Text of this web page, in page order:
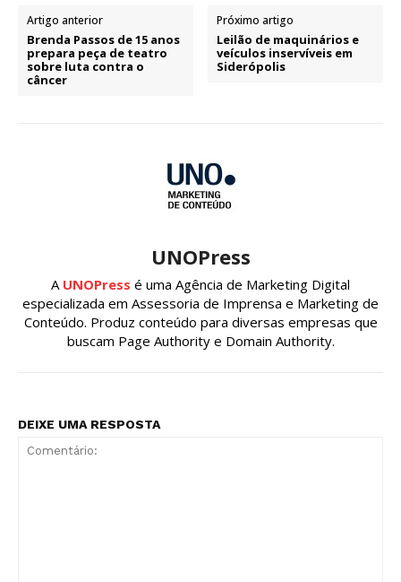
Artigo anterior
Brenda Passos de 15 anos
prepara peça de teatro
sobre luta contra o
câncer
Próximo artigo
Leilão de maquinários e
veículos inservíveis em
Siderópolis
UNOPress
A UNOPress é uma Agência de Marketing Digital
especializada em Assessoria de Imprensa e Marketing de
Conteúdo. Produz conteúdo para diversas empresas que
buscam Page Authority e Domain Authority.
DEIXE UMA RESPOSTA